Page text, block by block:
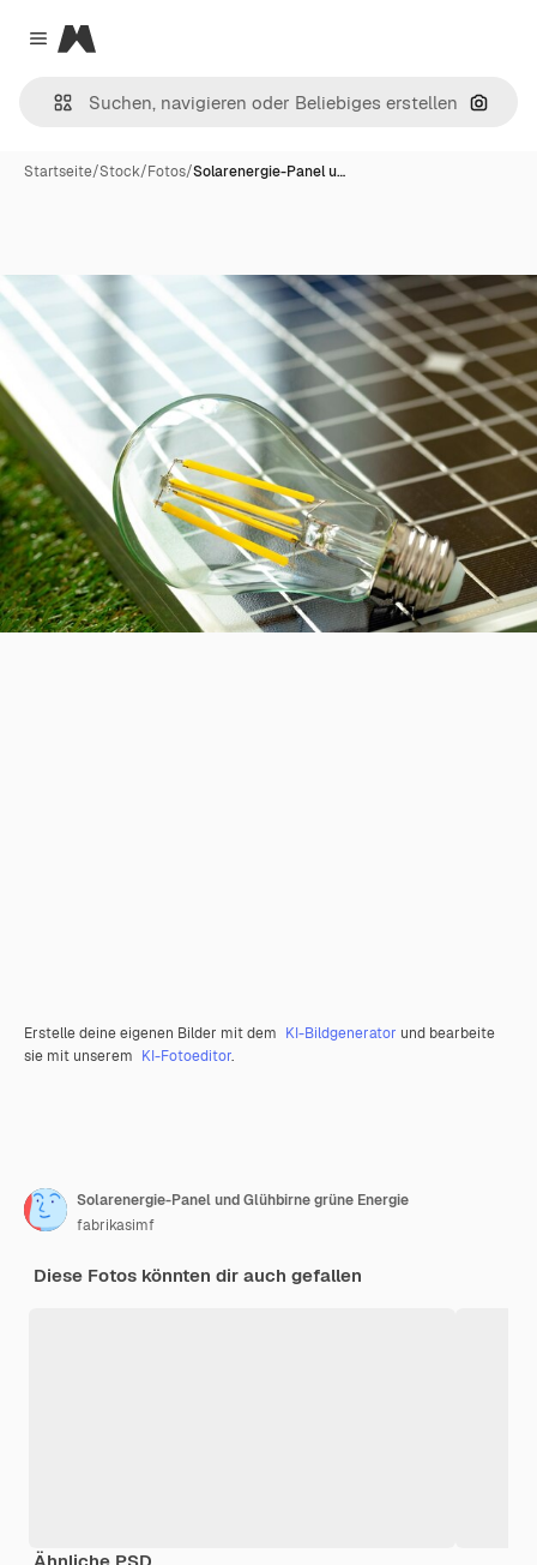
Close menu
Magnific
Nach
Startseite/Stock/Fotos/Solarenergie-Panel u…
Erstelle deine eigenen Bilder mit dem KI-Bildgenerator und bearbeite
sie mit unserem KI-Fotoeditor.
Solarenergie-Panel und Glühbirne grüne Energie
fabrikasimf
Diese Fotos könnten dir auch gefallen